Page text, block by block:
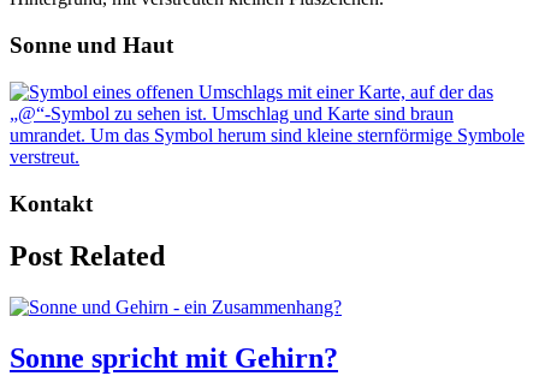
Sonne und Haut
Kontakt
Post Related
Sonne spricht mit Gehirn?